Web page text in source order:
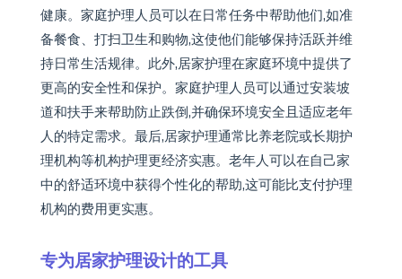
健康。家庭护理人员可以在日常任务中帮助他们,如准
备餐食、打扫卫生和购物,这使他们能够保持活跃并维
持日常生活规律。此外,居家护理在家庭环境中提供了
更高的安全性和保护。家庭护理人员可以通过安装坡
道和扶手来帮助防止跌倒,并确保环境安全且适应老年
人的特定需求。最后,居家护理通常比养老院或长期护
理机构等机构护理更经济实惠。老年人可以在自己家
中的舒适环境中获得个性化的帮助,这可能比支付护理
机构的费用更实惠。
专为居家护理设计的工具